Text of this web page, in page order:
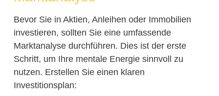
Bevor Sie in Aktien, Anleihen oder Immobilien
investieren, sollten Sie eine umfassende
Marktanalyse durchführen. Dies ist der erste
Schritt, um Ihre mentale Energie sinnvoll zu
nutzen. Erstellen Sie einen klaren
Investitionsplan: